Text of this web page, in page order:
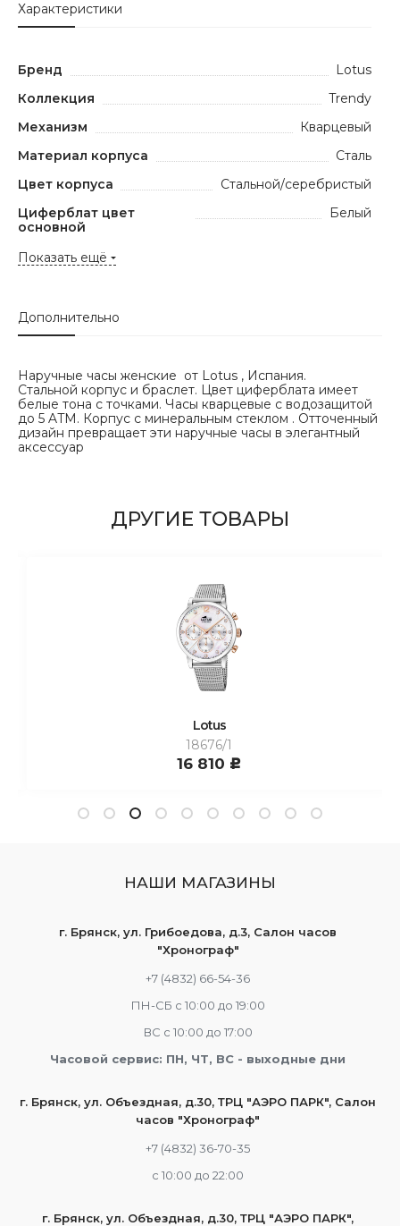
Характеристики
Бренд
Lotus
Коллекция
Trendy
Механизм
Кварцевый
Материал корпуса
Сталь
Цвет корпуса
Стальной/серебристый
Циферблат цвет
основной
Белый
Показать ещё
Дополнительно
Наручные часы женские от Lotus , Испания.
Стальной корпус и браслет. Цвет циферблата имеет
белые тона с точками. Часы кварцевые с водозащитой
до 5 ATM. Корпус c минеральным стеклом . Отточенный
дизайн превращает эти наручные часы в элегантный
аксессуар
ДРУГИЕ ТОВАРЫ
Lotus
18676/1
16 810c
НАШИ МАГАЗИНЫ
г. Брянск, ул. Грибоедова, д.3, Салон часов
"Хронограф"
+7 (4832) 66-54-36
ПН-СБ с 10:00 до 19:00
ВС с 10:00 до 17:00
Часовой сервис: ПН, ЧТ, ВС - выходные дни
г. Брянск, ул. Объездная, д.30, ТРЦ "АЭРО ПАРК", Салон
часов "Хронограф"
+7 (4832) 36-70-35
c 10:00 до 22:00
г. Брянск, ул. Объездная, д.30, ТРЦ "АЭРО ПАРК",